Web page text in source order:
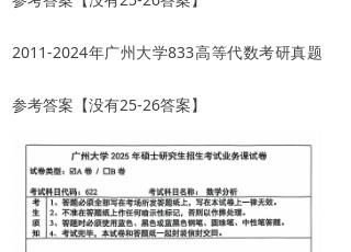
2011-2024年广州大学833高等代数考研真题
参考答案【没有25-26答案】